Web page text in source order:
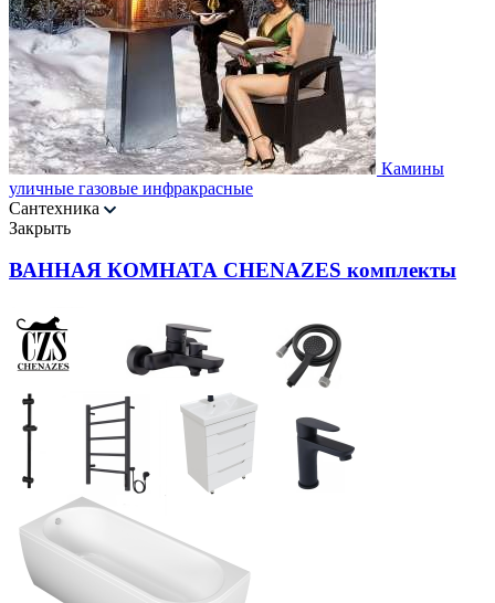
Камины
уличные газовые инфракрасные
Сантехника
Закрыть
ВАННАЯ КОМНАТА CHENAZES комплекты